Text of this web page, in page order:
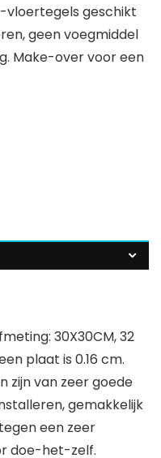
vloertegels geschikt
geen voegmiddel
Make-over voor een
30X30CM, 32
plaat is 0.16 cm.
zijn van zeer goede
gemakkelijk
een zeer
doe-het-zelf.